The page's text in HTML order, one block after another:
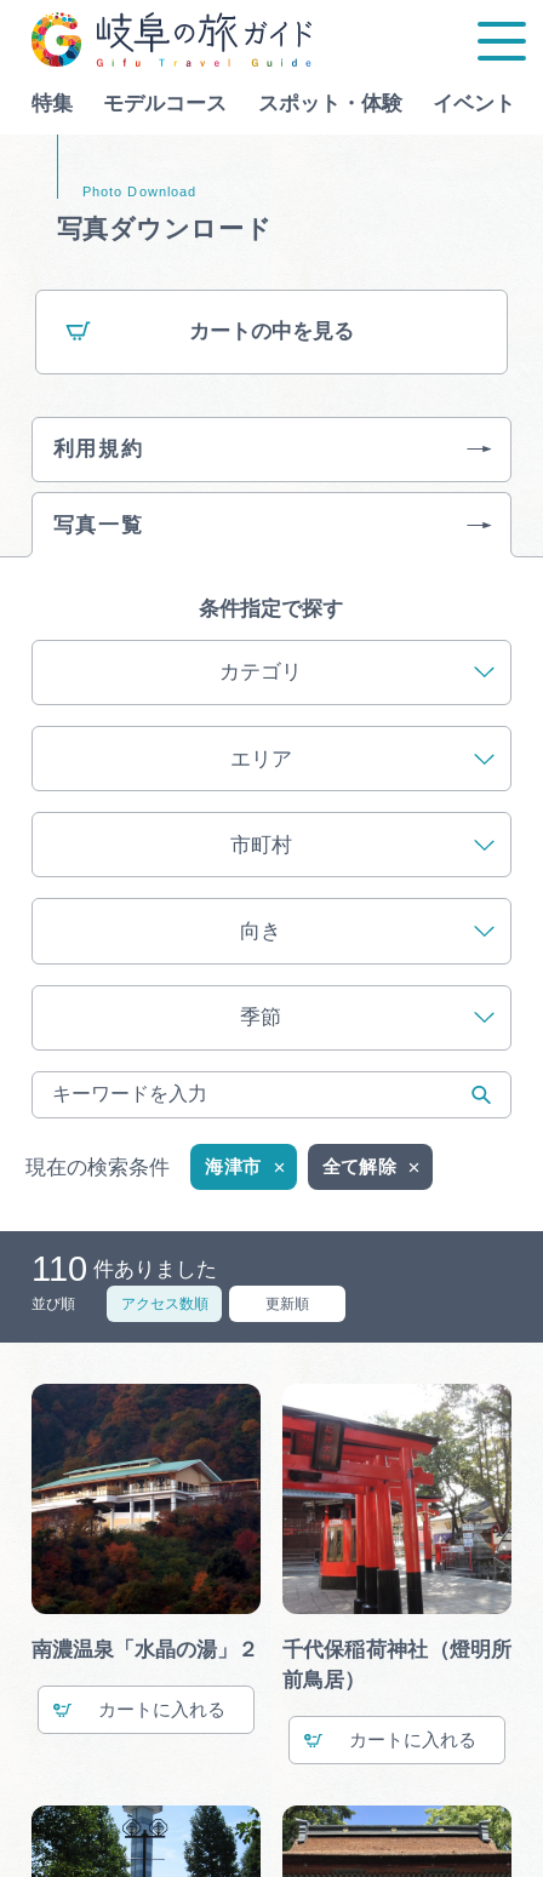
特集 モデルコース スポット・体験 イベント
モデルコース
グルメ
買い物・お土産
体験予約サイト「ＶＩＳＩＴ岐阜県」
岐阜県アウトドア観光キャンペーン
岐阜県まるごと観光エリアガイド
岐阜県観光データベース
旅行会社・観光事業者の皆様へ
フォトライブラリー
動画ライブラリー
お問い合わせ
運営組織
広告掲載
サイトポリシー
Language
行きたいリストを見る
写真ダウンロード
写真一覧
利用規約
カートの中を見る
条件指定で探す
カテゴリ
エリア
市町村
向き
季節
現在の検索条件 海津市 全て解除
110 件ありました
並び順 アクセス数順 更新順
南濃温泉「水晶の湯」２
カート
千代保稲荷神社（燈明所
前鳥居）
カート